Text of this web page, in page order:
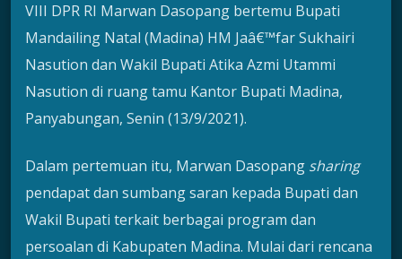
VIII DPR RI Marwan Dasopang bertemu Bupati
Mandailing Natal (Madina) HM Jaâ€™far Sukhairi
Nasution dan Wakil Bupati Atika Azmi Utammi
Nasution di ruang tamu Kantor Bupati Madina,
Panyabungan, Senin (13/9/2021).
Dalam pertemuan itu, Marwan Dasopang sharing
pendapat dan sumbang saran kepada Bupati dan
Wakil Bupati terkait berbagai program dan
persoalan di Kabupaten Madina. Mulai dari rencana